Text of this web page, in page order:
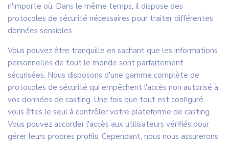
n'importe où. Dans le même temps, il dispose des
protocoles de sécurité nécessaires pour traiter différentes
données sensibles.
Vous pouvez être tranquille en sachant que les informations
personnelles de tout le monde sont parfaitement
sécurisées. Nous disposons d'une gamme complète de
protocoles de sécurité qui empêchent l'accès non autorisé à
vos données de casting. Une fois que tout est configuré,
vous êtes le seul à contrôler votre plateforme de casting.
Vous pouvez accorder l'accès aux utilisateurs vérifiés pour
gérer leurs propres profils. Cependant, nous nous assurerons